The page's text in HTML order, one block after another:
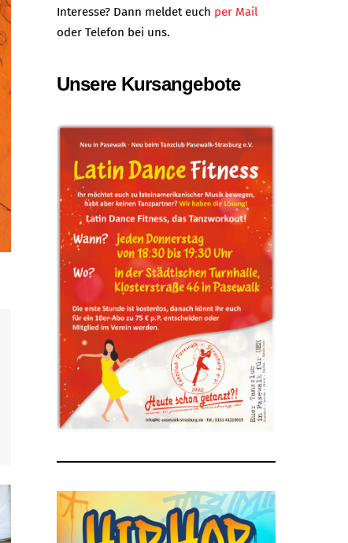
Interesse? Dann meldet euch per Mail
oder Telefon bei uns.
Unsere Kursangebote